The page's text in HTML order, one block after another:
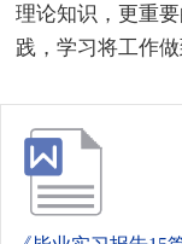
理论知识，更重
践，学习将工作做